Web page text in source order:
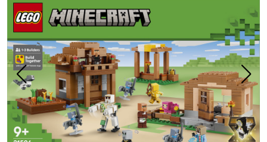
ACTUALITÉS
ANNIVERSAIRE
BONS CADEAUX
CONTACT